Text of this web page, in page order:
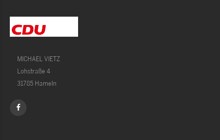
MICHAEL VIETZ
Lohstraße 4
31785 Hameln